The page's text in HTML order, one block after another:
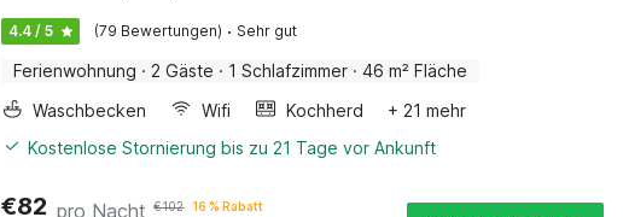
4.4 / 5 (79 Bewertungen) · Sehr gut
Ferienwohnung · 2 Gäste · 1 Schlafzimmer · 46 m² Fläche
Waschbecken
Wifi Kochherd
+ 21 mehr
Kostenlose Stornierung bis zu 21 Tage vor Ankunft
€82 pro Nacht €102 16 % Rabatt